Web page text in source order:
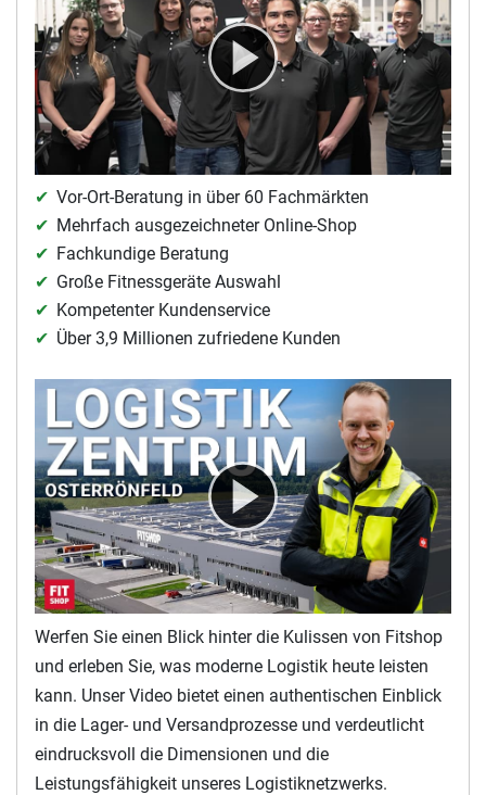
Vor-Ort-Beratung in über 60 Fachmärkten
Mehrfach ausgezeichneter Online-Shop
Fachkundige Beratung
Große Fitnessgeräte Auswahl
Kompetenter Kundenservice
Über 3,9 Millionen zufriedene Kunden
Werfen Sie einen Blick hinter die Kulissen von Fitshop
und erleben Sie, was moderne Logistik heute leisten
kann. Unser Video bietet einen authentischen Einblick
in die Lager- und Versandprozesse und verdeutlicht
eindrucksvoll die Dimensionen und die
Leistungsfähigkeit unseres Logistiknetzwerks.